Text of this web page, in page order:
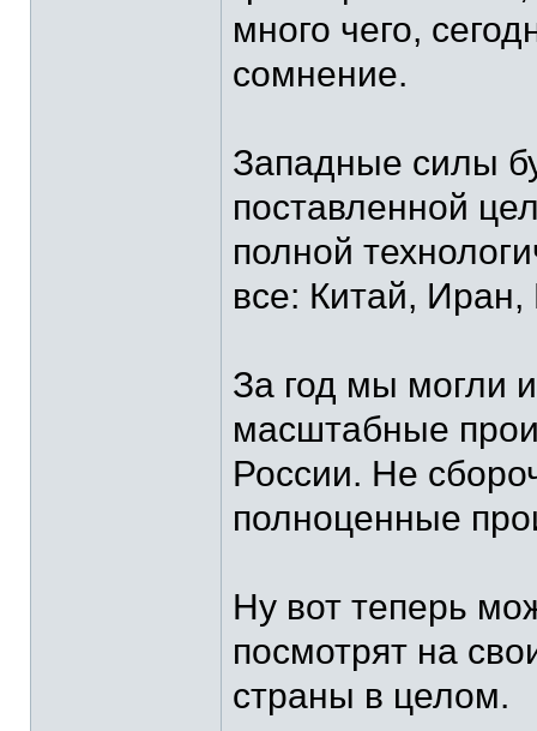
много чего,
сомнение.
Западные силы
поставленной
полной
все: Китай,
За год мы могли
масштабные
России. Не
полноценные
Ну вот теперь
посмотрят на
страны в целом.